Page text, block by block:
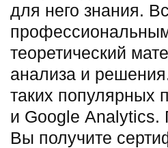
для него знания.
теоретический
анализа и
таких популярных
и Google Analytics.
Вы получите